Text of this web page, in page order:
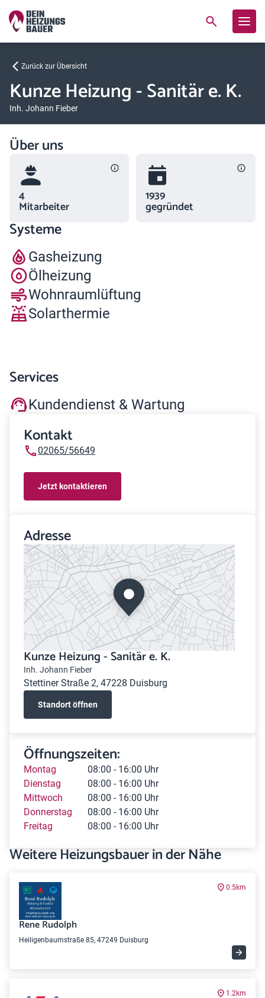
Zurück zur Übersicht
Kunze Heizung - Sanitär e. K.
Inh. Johann Fieber
Über uns
4
Mitarbeiter
1939
gegründet
Systeme
Gasheizung
Ölheizung
Wohnraumlüftung
Solarthermie
Services
Kundendienst & Wartung
Kontakt
02065/56649
Jetzt kontaktieren
Adresse
Kunze Heizung - Sanitär e. K.
Inh. Johann Fieber
Stettiner Straße 2, 47228 Duisburg
Standort öffnen
Öffnungszeiten:
Montag
08:00 - 16:00 Uhr
Dienstag
08:00 - 16:00 Uhr
Mittwoch
08:00 - 16:00 Uhr
Donnerstag
08:00 - 16:00 Uhr
Freitag
08:00 - 16:00 Uhr
Weitere Heizungsbauer in der Nähe
0.5km
Rene Rudolph
Heiligenbaumstraße 85, 47249 Duisburg
1.2km